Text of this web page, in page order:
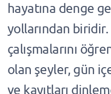
hayatına denge
yollarından
çalışmalarını
olan şeyler, gün
ve kayıtları